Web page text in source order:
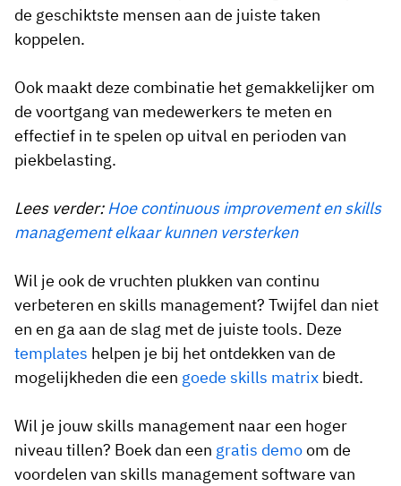
de geschiktste mensen aan de juiste taken
koppelen.
Ook maakt deze combinatie het gemakkelijker om
de voortgang van medewerkers te meten en
effectief in te spelen op uitval en perioden van
piekbelasting.
Lees verder:Hoe continuous improvement en skills
management elkaar kunnen versterken
Wil je ook de vruchten plukken van continu
verbeteren en skills management? Twijfel dan niet
en en ga aan de slag met de juiste tools. Deze
templates helpen je bij het ontdekken van de
mogelijkheden die een goede skills matrix biedt.
Wil je jouw skills management naar een hoger
niveau tillen? Boek dan een gratis demoom de
voordelen van skills management software van